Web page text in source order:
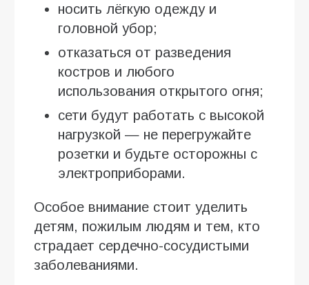
носить лёгкую одежду и
головной убор;
отказаться от разведения
костров и любого
использования открытого огня;
сети будут работать с высокой
нагрузкой — не перегружайте
розетки и будьте осторожны с
электроприборами.
Особое внимание стоит уделить
детям, пожилым людям и тем, кто
страдает сердечно-сосудистыми
заболеваниями.